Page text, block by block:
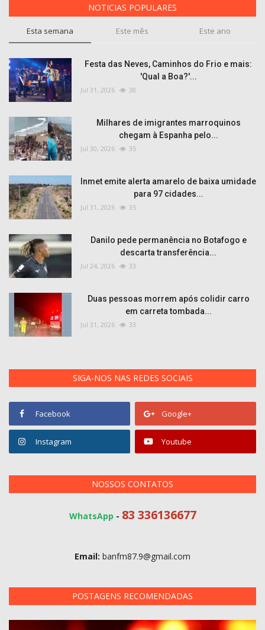
NOTICIAS POPULARES
Esta semana Este mês Este ano
Festa das Neves, Caminhos do Frio e mais:
'Qual a Boa?'...
Jul 31, 2026 38
Milhares de imigrantes marroquinos
chegam à Espanha pelo...
Jul 30, 2026 35
Inmet emite alerta amarelo de baixa umidade
para 97 cidades...
Jul 31, 2026 35
Danilo pede permanência no Botafogo e
descarta transferência...
Jul 24, 2026 33
Duas pessoas morrem após colidir carro
em carreta tombada...
Jul 31, 2026 33
SIGA-NOS NAS REDES SOCIAIS
Facebook Google+
Instagram Youtube
NOSSOS CONTATOS
WhatsApp - 83 336136677
Email: banfm87.9@gmail.com
POSTAGENS RECOMENDADAS